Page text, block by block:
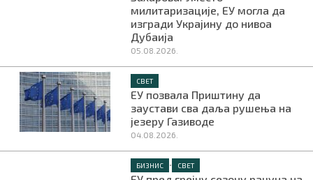
милитаризације, ЕУ могла да
изгради Украјину до нивоа
Дубаија
05.08.2026.
СВЕТ
ЕУ позвала Приштину да
заустави сва даља рушења на
језеру Газиводе
04.08.2026.
БИЗНИС • СВЕТ